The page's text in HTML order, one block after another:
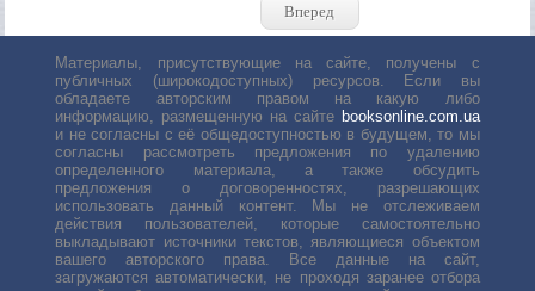
Вперед
Материалы, присутствующие на сайте, получены с
публичных (широкодоступных) ресурсов. Если вы
обладаете авторским правом на какую либо
информацию, размещенную на сайте booksonline.com.ua
и не согласны с её общедоступностью в будущем, то мы
согласны рассмотреть предложения по удалению
определенного материала, а также обсудить
предложения о договоренностях, разрешающих
использовать данный контент. Мы не отслеживаем
действия пользователей, которые самостоятельно
выкладывают источники текстов, являющиеся объектом
вашего авторского права. Все данные на сайт,
загружаются автоматически, не проходя заранее отбора